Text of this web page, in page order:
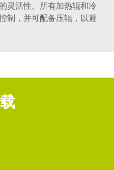
灵活性。所有加热辊和冷
制，并可配备压辊，以避